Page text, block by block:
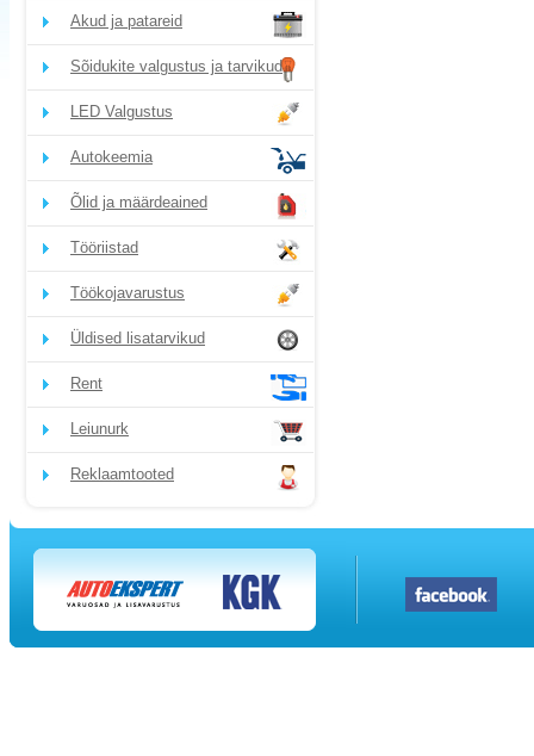
Akud ja patareid
Sõidukite valgustus ja tarvikud
LED Valgustus
Autokeemia
Õlid ja määrdeained
Tööriistad
Töökojavarustus
Üldised lisatarvikud
Rent
Leiunurk
Reklaamtooted